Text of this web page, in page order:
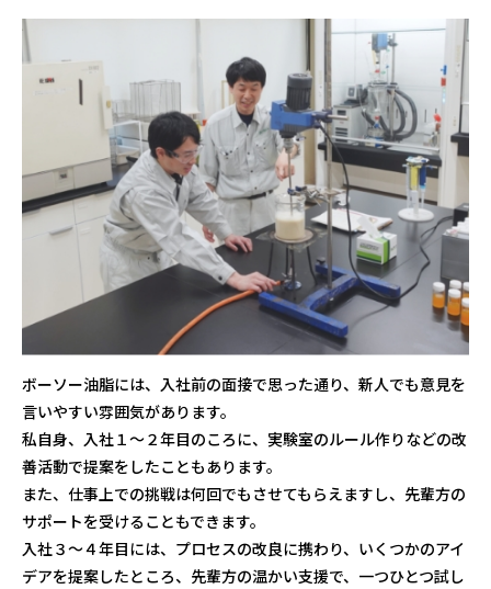
ボーソー油脂には、入社前の面接で思った通り、新人でも意見を
言いやすい雰囲気があります。
私自身、入社１～２年目のころに、実験室のルール作りなどの改
善活動で提案をしたこともあります。
また、仕事上での挑戦は何回でもさせてもらえますし、先輩方の
サポートを受けることもできます。
入社３～４年目には、プロセスの改良に携わり、いくつかのアイ
デアを提案したところ、先輩方の温かい支援で、一つひとつ試し